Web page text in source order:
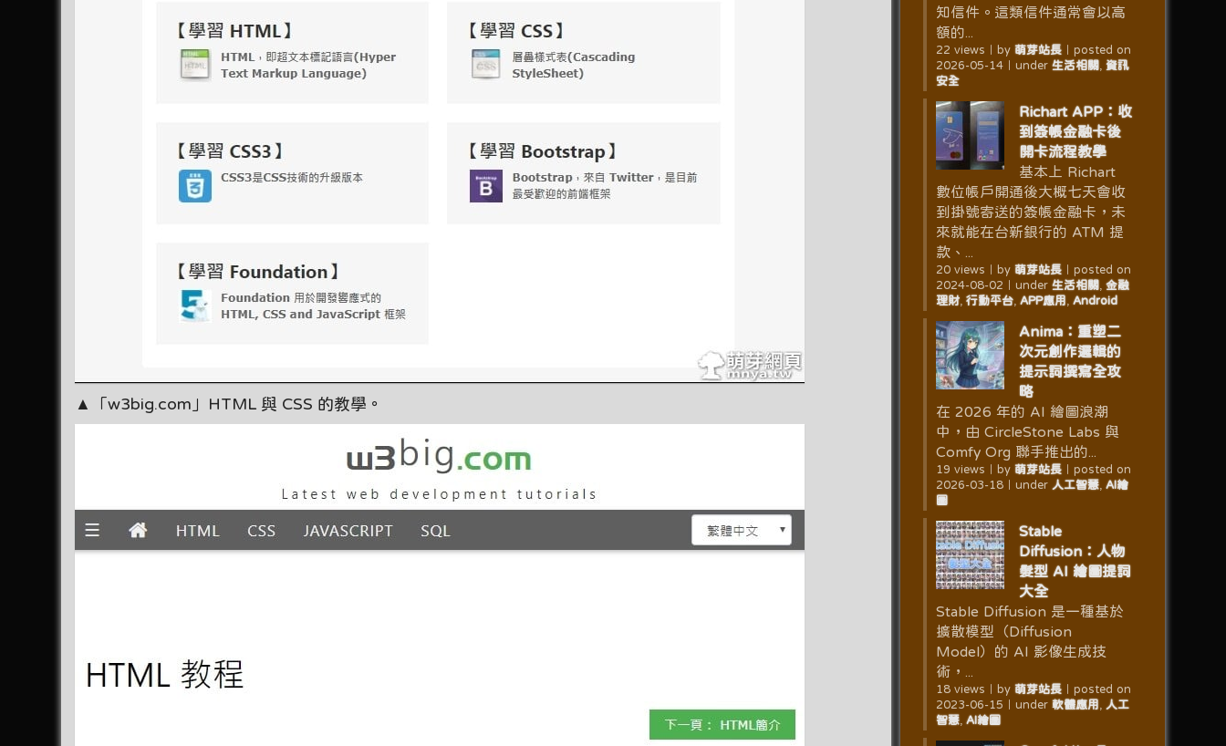
▲「w3big.com」HTML 與 CSS 的教學。
知信件。這類信件通常會以高
額的...
22 views by 萌芽站長｜ posted on
2026-05-14｜ under 生活相關
資訊
安全
Richart APP：收
到簽帳金融卡後
開卡流程教學
基本上 Richart
數位帳戶開通後大概七天會收
到掛號寄送的簽帳金融卡，未
來就能在台新銀行的 ATM 提
款、...
20 views by 萌芽站長｜ posted on
2024-08-02
under 生活相關
金融
理財, 行動平台, APP應用 Android
Anima：重塑二
次元創作邏輯的
提示詞撰寫全攻
略
在 2026 年的 AI 繪圖浪潮
中，由 CircleStone Labs 與
Comfy Org 聯手推出的...
19 views by 萌芽站長｜ posted on
2026-03-18｜ under 人工智慧, AI繪
圖
Stable
Diffusion：人物
髮型 AI 繪圖提詞
大全
Stable Diffusion 是一種基於
擴散模型（Diffusion
Model）的 AI 影像生成技
術，...
18 views by 萌芽站長｜ posted on
2023-06-15
under 軟體應用
人工
智慧, AI繪圖